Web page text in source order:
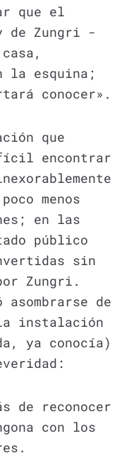
que el
de Zungri -
la esquina;
conocer».
que
encontrar
menos
en las
público
sin
Zungri.
de
instalación
ya conocía)
de reconocer
con los